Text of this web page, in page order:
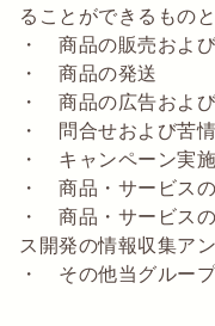
ることができるものと
・ 商品の販売およ
・ 商品の発送
・ 商品の広告およ
・ 問合せおよび苦
・ キャンペーン実施
・ 商品・サービス
・ 商品・サービス
ス開発の情報収集ア
・ その他当グルー